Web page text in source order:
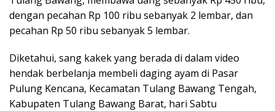
dengan pecahan Rp 100 ribu sebanyak 2 lembar, dan
pecahan Rp 50 ribu sebanyak 5 lembar.
Diketahui, sang kakek yang berada di dalam video
hendak berbelanja membeli daging ayam di Pasar
Pulung Kencana, Kecamatan Tulang Bawang Tengah,
Kabupaten Tulang Bawang Barat, hari Sabtu